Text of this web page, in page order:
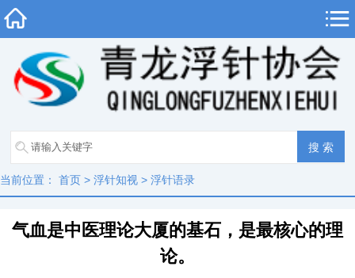
当前位置： 首页 > 浮针知视 > 浮针语录
气血是中医理论大厦的基石，是最核心的理
论。